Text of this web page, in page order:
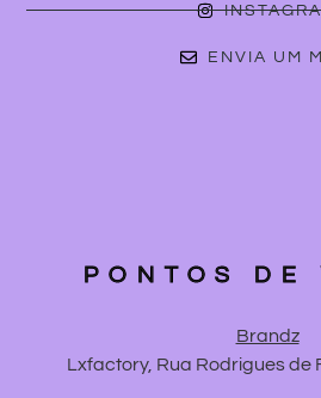
ENVIA UM
PONTOS DE
Brandz
Lxfactory, Rua Rodrigues de